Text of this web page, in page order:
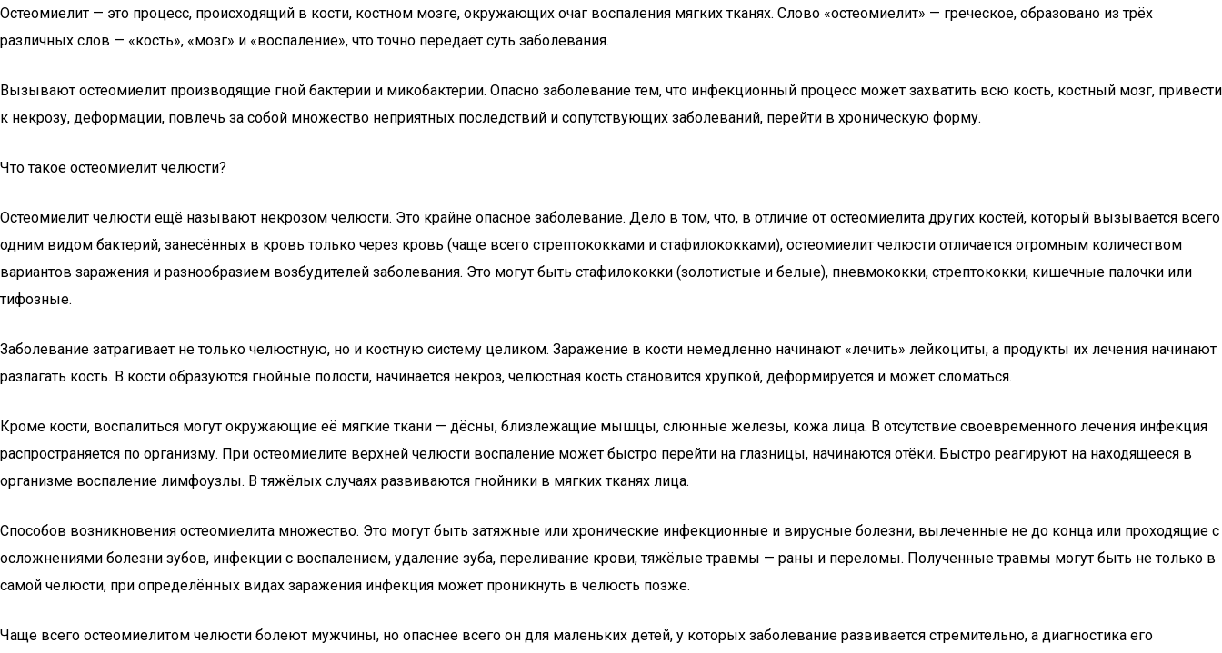
Остеомиелит — это процесс, происходящий в кости, костном мозге, окружающих очаг воспаления мягких тканях. Слово «остеомиелит» — греческое, образовано из трёх
различных слов — «кость», «мозг» и «воспаление», что точно передаёт суть заболевания.
Вызывают остеомиелит производящие гной бактерии и микобактерии. Опасно заболевание тем, что инфекционный процесс может захватить всю кость, костный мозг, привести
к некрозу, деформации, повлечь за собой множество неприятных последствий и сопутствующих заболеваний, перейти в хроническую форму.
Что такое остеомиелит челюсти?
Остеомиелит челюсти ещё называют некрозом челюсти. Это крайне опасное заболевание. Дело в том, что, в отличие от остеомиелита других костей, который вызывается всего
одним видом бактерий, занесённых в кровь только через кровь (чаще всего стрептококками и стафилококками), остеомиелит челюсти отличается огромным количеством
вариантов заражения и разнообразием возбудителей заболевания. Это могут быть стафилококки (золотистые и белые), пневмококки, стрептококки, кишечные палочки или
тифозные.
Заболевание затрагивает не только челюстную, но и костную систему целиком. Заражение в кости немедленно начинают «лечить» лейкоциты, а продукты их лечения начинают
разлагать кость. В кости образуются гнойные полости, начинается некроз, челюстная кость становится хрупкой, деформируется и может сломаться.
Кроме кости, воспалиться могут окружающие её мягкие ткани — дёсны, близлежащие мышцы, слюнные железы, кожа лица. В отсутствие своевременного лечения инфекция
распространяется по организму. При остеомиелите верхней челюсти воспаление может быстро перейти на глазницы, начинаются отёки. Быстро реагируют на находящееся в
организме воспаление лимфоузлы. В тяжёлых случаях развиваются гнойники в мягких тканях лица.
Способов возникновения остеомиелита множество. Это могут быть затяжные или хронические инфекционные и вирусные болезни, вылеченные не до конца или проходящие с
осложнениями болезни зубов, инфекции с воспалением, удаление зуба, переливание крови, тяжёлые травмы — раны и переломы. Полученные травмы могут быть не только в
самой челюсти, при определённых видах заражения инфекция может проникнуть в челюсть позже.
Чаще всего остеомиелитом челюсти болеют мужчины, но опаснее всего он для маленьких детей, у которых заболевание развивается стремительно, а диагностика его